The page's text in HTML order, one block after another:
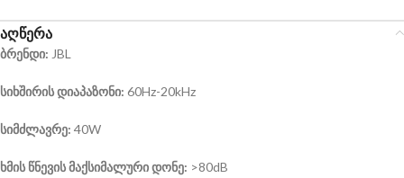
აღწერა
ბრენდი: JBL
სიხშირისდიაპაზონი: 60Hz-20kHz
სიმძლავრე: 40W
ხმის წნევისმაქსიმალურიდონე: >80dB